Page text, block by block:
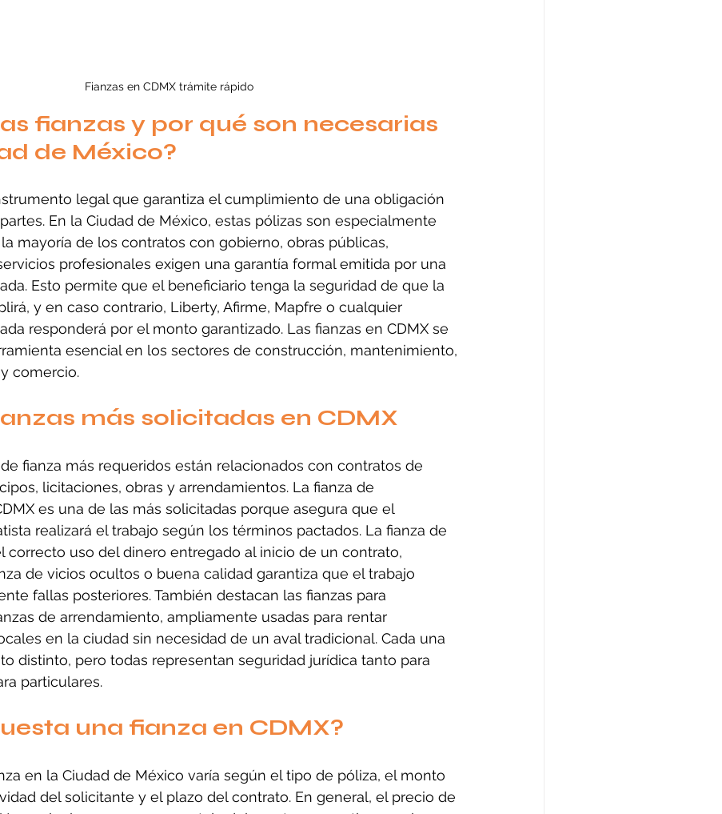
Fianzas en CDMX trámite rápido
fianzas y por qué son necesarias
de México?
legal que garantiza el cumplimiento de una obligación
En la Ciudad de México, estas pólizas son especialmente
mayoría de los contratos con gobierno, obras públicas,
profesionales exigen una garantía formal emitida por una
Esto permite que el beneficiario tenga la seguridad de que la
y en caso contrario, Liberty, Afirme, Mapfre o cualquier
responderá por el monto garantizado. Las fianzas en CDMX se
esencial en los sectores de construcción, mantenimiento,
comercio.
más solicitadas en CDMX
fianza más requeridos están relacionados con contratos de
licitaciones, obras y arrendamientos. La fianza de
es una de las más solicitadas porque asegura que el
realizará el trabajo según los términos pactados. La fianza de
correcto uso del dinero entregado al inicio de un contrato,
de vicios ocultos o buena calidad garantiza que el trabajo
fallas posteriores. También destacan las fianzas para
de arrendamiento, ampliamente usadas para rentar
en la ciudad sin necesidad de un aval tradicional. Cada una
distinto, pero todas representan seguridad jurídica tanto para
particulares.
una fianza en CDMX?
en la Ciudad de México varía según el tipo de póliza, el monto
del solicitante y el plazo del contrato. En general, el precio de